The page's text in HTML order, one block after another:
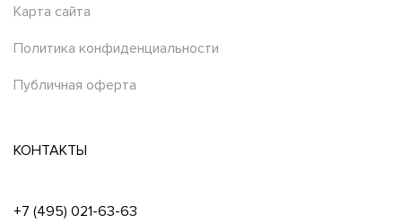
Карта сайта
Политика конфиденциальности
Публичная оферта
КОНТАКТЫ
+7 (495) 021-63-63